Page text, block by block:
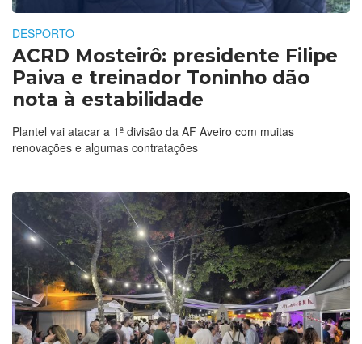
DESPORTO
ACRD Mosteirô: presidente Filipe
Paiva e treinador Toninho dão
nota à estabilidade
Plantel vai atacar a 1ª divisão da AF Aveiro com muitas
renovações e algumas contratações